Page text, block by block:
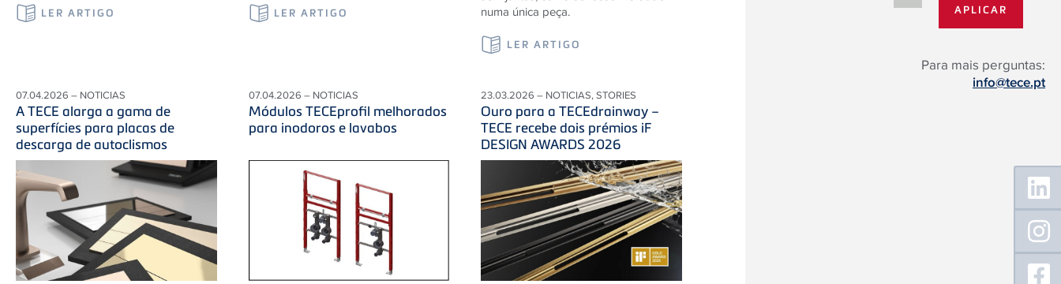
Para mais perguntas:
info@tece.pt
LER ARTIGO LER ARTIGO
numa única peça.
LER ARTIGO
07.04.2026 – NOTICIAS
A TECE alarga a gama de
superfícies para placas de
descarga de autoclismos
07.04.2026 – NOTICIAS
Módulos TECEprofil melhorados
para inodoros e lavabos
23.03.2026 – NOTICIAS, STORIES
Ouro para a TECEdrainway –
TECE recebe dois prémios iF
DESIGN AWARDS 2026
Floating